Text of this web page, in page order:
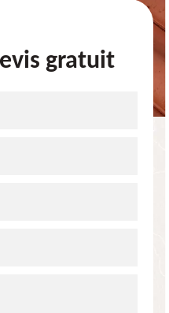
gratuit